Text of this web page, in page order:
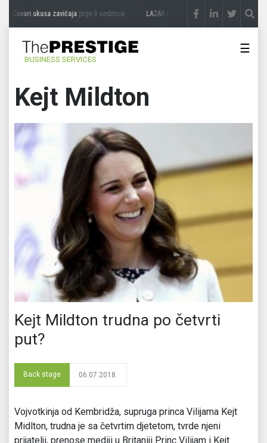
Čuvari ukusa zavičajaprije 3 sedmice LAZAR ĐURIĆ: Promocija potencijal
BUSINESS SERVICES
☰
Kejt Mildton
Kejt Mildton trudna po četvrti
put?
Back stage 06.07.2018.
Vojvotkinja od Kembridža, supruga princa Vilijama Kejt
Midlton, trudna je sa četvrtim djetetom, tvrde njeni
prijatelji, prenose mediji u Britaniji Princ Vilijam i Kejt